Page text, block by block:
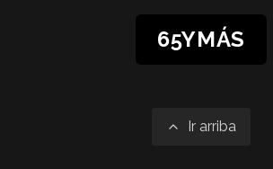
65YMÁS
Ir arriba